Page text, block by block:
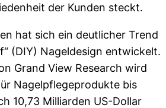
der Kunden steckt.
hat sich ein deutlicher Trend
(DIY) Nageldesign entwickelt.
Grand View Research wird
Nagelpflegeprodukte bis
10,73 Milliarden US-Dollar